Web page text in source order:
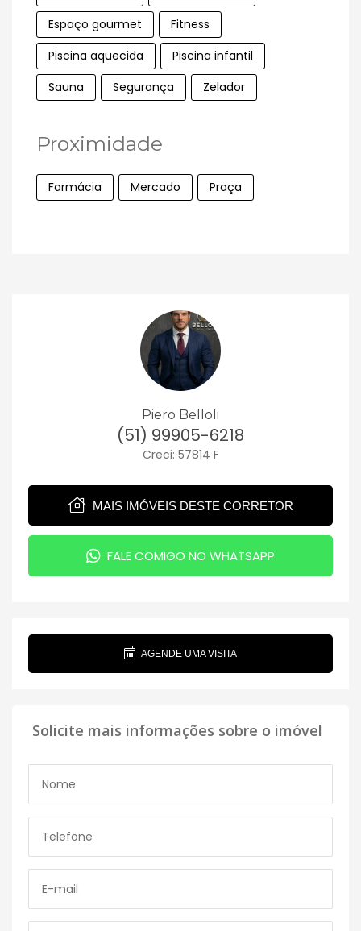
Espaço gourmet
Fitness
Piscina aquecida
Piscina infantil
Sauna
Segurança Zelador
Proximidade
Farmácia Mercado Praça
Piero Belloli
(51) 99905-6218
Creci: 57814 F
MAIS IMÓVEIS DESTE CORRETOR
FALE COMIGO NO WHATSAPP
AGENDE UMA VISITA
Solicite mais informações sobre o imóvel